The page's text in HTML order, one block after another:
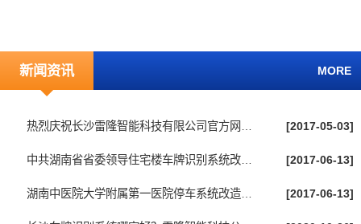
新闻资讯 MORE
[2017-05-03]
中共湖南省省委领导住宅楼车牌识别系统改造... [2017-06-13]
湖南中医院大学附属第一医院停车系统改造完... [2017-06-13]